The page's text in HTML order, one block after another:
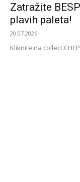
Zatražite
plavih paleta!
20.07.2026.
Kliknite na